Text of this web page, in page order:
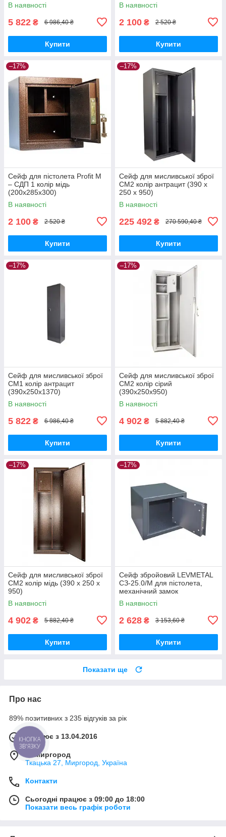
В наявності
5 822 ₴ 6 986,40 ₴
Купити
В наявності
2 100 ₴ 2 520 ₴
Купити
–17%
Сейф для пістолета Profit M
– СДП 1 колір мідь
(200х285х300)
В наявності
2 100 ₴ 2 520 ₴
Купити
–17%
Сейф для мисливської зброї
СМ2 колір антрацит (390 х
250 х 950)
В наявності
225 492 ₴ 270 590,40 ₴
Купити
–17%
Сейф для мисливської зброї
СМ1 колір антрацит
(390х250х1370)
В наявності
5 822 ₴ 6 986,40 ₴
Купити
–17%
Сейф для мисливської зброї
СМ2 колір сірий
(390х250х950)
В наявності
4 902 ₴ 5 882,40 ₴
Купити
–17%
Сейф для мисливської зброї
СМ2 колір мідь (390 х 250 х
950)
В наявності
4 902 ₴ 5 882,40 ₴
Купити
–17%
Сейф збройовий LEVMETAL
СЗ-25.0/М для пістолета,
механічний замок
В наявності
2 628 ₴ 3 153,60 ₴
Купити
Показати ще
Про нас
89% позитивних з 235 відгуків за рік
Працює з 13.04.2016
м. Миргород
Ткацька 27, Миргород, Україна
Контакти
Сьогодні працює з 09:00 до 18:00
Показати весь графік роботи
КНОПКА
ЗВ'ЯЗКУ